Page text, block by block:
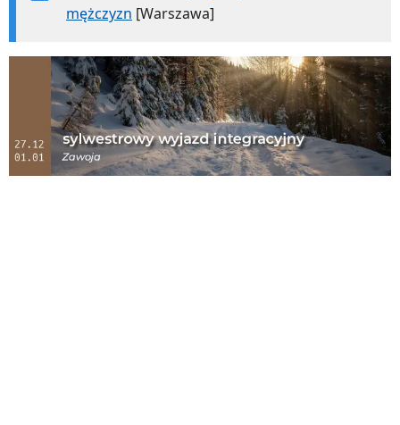
mężczyzn [Warszawa]